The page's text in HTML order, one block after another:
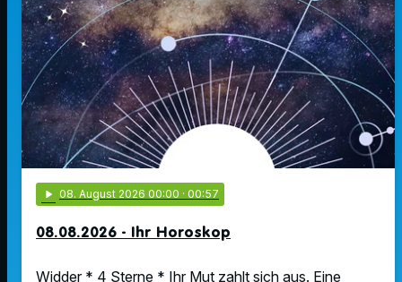
play_arrow 08. August 2026 00:00 · 00:57
08.08.2026 - Ihr Horoskop
Widder * 4 Sterne * Ihr Mut zahlt sich aus. Eine